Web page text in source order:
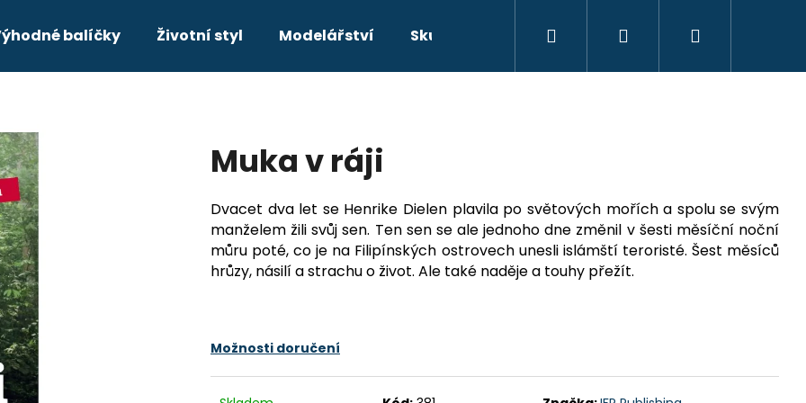
balíčky Životní styl Modelářství Skutečné příběhy Beletrie Doprava a
Přihlášení
Muka v ráji
Dvacet dva let se Henrike Dielen plavila po světových mořích a spolu se svým
manželem žili svůj sen. Ten sen se ale jednoho dne změnil v šesti měsíční noční
můru poté, co je na Filipínských ostrovech unesli islámští teroristé. Šest měsíců
hrůzy, násilí a strachu o život. Ale také naděje a touhy přežít.
Možnosti doručení
HLEDAT
KOMPLETNÍ PRŮVODCE PRO
Kč
DAY SKIPPER